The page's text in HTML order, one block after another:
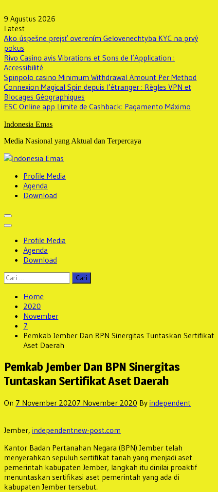
to
content
9 Agustus 2026
Latest
Ako úspešne prejsť overením Gelovenechtyba KYC na prvý
pokus
Rivo Casino avis Vibrations et Sons de l’Application :
Accessibilité
Spinpolo casino Minimum Withdrawal Amount Per Method
Connexion Magical Spin depuis l’étranger : Règles VPN et
Blocages Géographiques
ESC Online app Limite de Cashback: Pagamento Máximo
Indonesia Emas
Media Nasional yang Aktual dan Terpercaya
Profile Media
Agenda
Download
Profile Media
Agenda
Download
Cari
untuk:
Home
2020
November
7
Pemkab Jember Dan BPN Sinergitas Tuntaskan Sertifikat
Aset Daerah
Pemkab Jember Dan BPN Sinergitas
Tuntaskan Sertifikat Aset Daerah
On 7 November 20207 November 2020 By independent
Jember, independentnew-post.com
Kantor Badan Pertanahan Negara (BPN) Jember telah
menyerahkan sepuluh sertifikat tanah yang menjadi aset
pemerintah kabupaten Jember, langkah itu dinilai proaktif
menuntaskan sertifikasi aset pemerintah yang ada di
kabupaten Jember tersebut.